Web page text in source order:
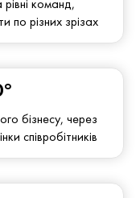
команд,
по різних зрізах
бізнесу, через
співробітників